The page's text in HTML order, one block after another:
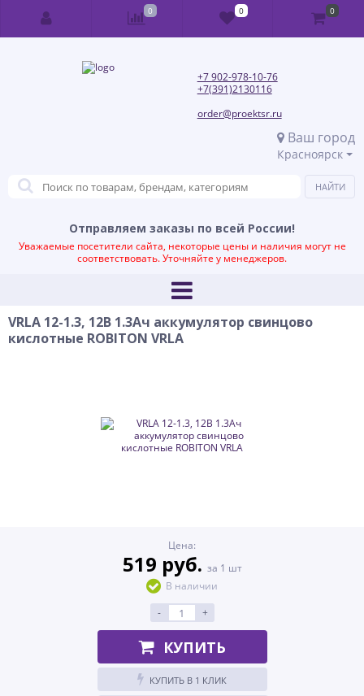
+7 902-978-10-76
+7(391)2130116
order@proektsr.ru
Ваш город
Красноярск
Отправляем заказы по всей России!
Уважаемые посетители сайта, некоторые цены и наличия могут не
соответствовать. Уточняйте у менеджеров.
VRLA 12-1.3, 12В 1.3Ач аккумулятор свинцово
кислотные ROBITON VRLA
Цена:
519 руб. за 1 шт
В наличии
-
+
КУПИТЬ
КУПИТЬ В 1 КЛИК
0 0 0